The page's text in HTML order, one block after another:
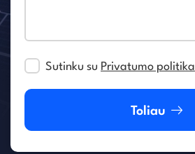
Sutinku su Privatumo politika
Toliau